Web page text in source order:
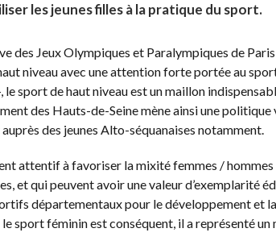
les jeunes filles à la pratique du sport.
des Jeux Olympiques et Paralympiques de
niveau avec une attention forte portée au
sport de haut niveau est un maillon
des Hauts-de-Seine mène ainsi une
des jeunes Alto-séquanaises notamment.
attentif à favoriser la mixité femmes / hommes
et qui peuvent avoir une valeur d’exemplarité
départementaux pour le développement et
sport féminin est conséquent, il a représenté